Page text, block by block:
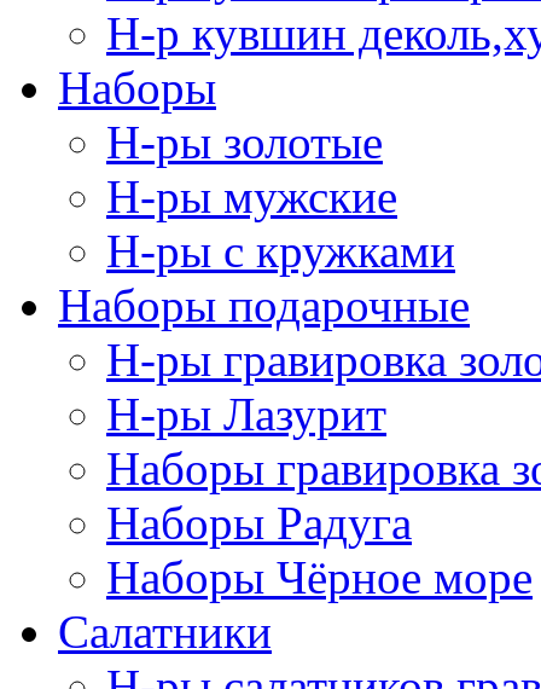
Н-р кувшин
Наборы
Н-ры золотые
Н-ры мужские
Н-ры с кружками
Наборы подарочные
Н-ры гравировка
Н-ры Лазурит
Наборы гравировка
Наборы Радуга
Наборы Чёрное море
Салатники